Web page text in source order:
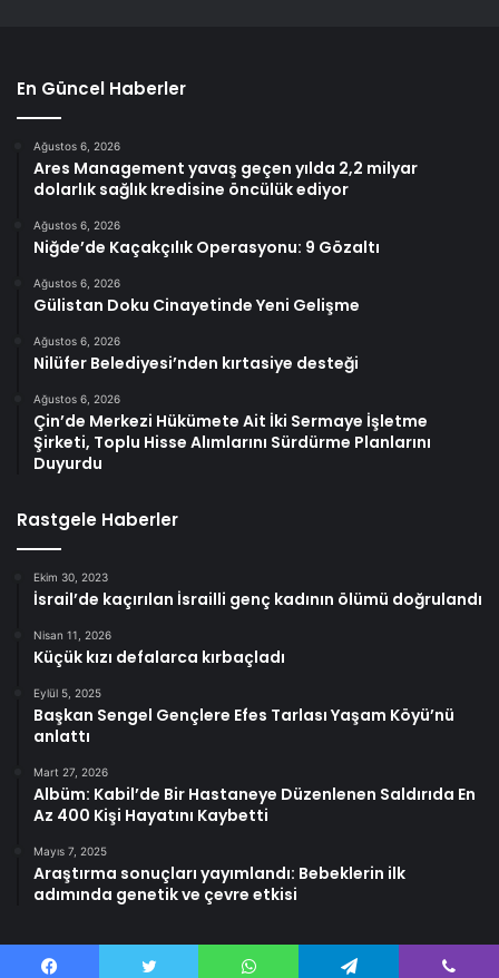
En Güncel Haberler
Ağustos 6, 2026
Ares Management yavaş geçen yılda 2,2 milyar
dolarlık sağlık kredisine öncülük ediyor
Ağustos 6, 2026
Niğde’de Kaçakçılık Operasyonu: 9 Gözaltı
Ağustos 6, 2026
Gülistan Doku Cinayetinde Yeni Gelişme
Ağustos 6, 2026
Nilüfer Belediyesi’nden kırtasiye desteği
Ağustos 6, 2026
Çin’de Merkezi Hükümete Ait İki Sermaye İşletme
Şirketi, Toplu Hisse Alımlarını Sürdürme Planlarını
Duyurdu
Rastgele Haberler
Ekim 30, 2023
İsrail’de kaçırılan İsrailli genç kadının ölümü doğrulandı
Nisan 11, 2026
Küçük kızı defalarca kırbaçladı
Eylül 5, 2025
Başkan Sengel Gençlere Efes Tarlası Yaşam Köyü’nü
anlattı
Mart 27, 2026
Albüm: Kabil’de Bir Hastaneye Düzenlenen Saldırıda En
Az 400 Kişi Hayatını Kaybetti
Mayıs 7, 2025
Araştırma sonuçları yayımlandı: Bebeklerin ilk
adımında genetik ve çevre etkisi